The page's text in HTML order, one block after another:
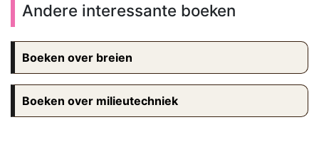
Andere interessante boeken
Boeken over breien
Boeken over milieutechniek